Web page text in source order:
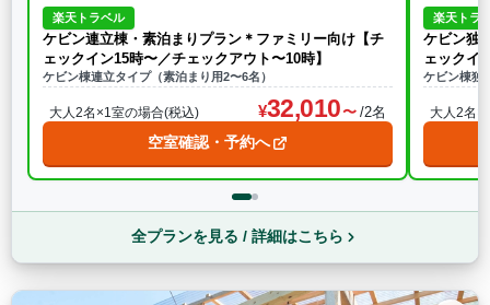
楽天トラベル
ケビン連立棟・素泊まりプラン＊ファミリー向け【チ
ェックイン15時〜／チェックアウト〜10時】
ケビン棟連立タイプ（素泊まり用2〜6名）
大人2名×1室の場合(税込) 32,010 /2名
空室確認・予約へ
楽天トラ
ケビン独
ェックイ
ケビン棟独
大人2名
全プランを見る / 詳細はこちら